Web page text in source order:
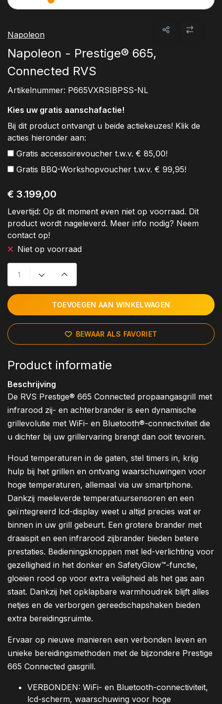
Napoleon
Napoleon - Prestige® 665,
Connected RVS
Artikelnummer: P665VXRSIBPSS-NL
Kies uw gratis aanschafactie!
Bij dit product ontvangt u beide actiekeuzes! Klik de
acties hieronder aan:
Gratis accessoirevoucher t.w.v. € 85,00!
Gratis BBQ-Workshopvoucher t.w.v. € 99,95!
€ 3.199,00
Levertijd: Op dit moment even niet op voorraad. Dit
product wordt nageleverd. Meer info nodig? Neem
contact op!
Niet op voorraad
TOEVOEGEN AAN WINKELWAGEN
BEWAAR ALS FAVORIET
Product informatie
Beschrijving
De RVS Prestige® 665 Connected propaangasgrill met
infrarood zij- en achterbrander is een dynamische
grillevolutie met WiFi- en Bluetooth®-connectiviteit die
u dichter bij uw grillervaring brengt dan ooit tevoren.
Houd temperaturen in de gaten, stel timers in, krijg
hulp bij het grillen en ontvang waarschuwingen voor
hoge temperaturen, allemaal via uw smartphone.
Dankzij meeleverde temperatuursensoren en een
geïntegreerd lcd-display weet u altijd precies wat er
binnen in uw grill gebeurt. Een grotere brander met
draaispit en een infrarood zijbrander bieden betere
prestaties. Bedieningsknoppen met led-verlichting voor
gezelligheid in het donker en SafetyGlow™-functie,
gloeien rood op voor extra veiligheid als het gas aan
staat. Dankzij het opklapbare warmhoudrek blijft alles
netjes en de verborgen gereedschapshaken bieden
extra bereidingsruimte.
Ervaar op nieuwe manieren een verbonden leven en
unieke bereidingsmethoden met de bijzondere Prestige
665 Connected gasgrill.
VERBONDEN: WiFi- en Bluetooth-connectiviteit,
lcd-scherm, waarschuwing voor hoge